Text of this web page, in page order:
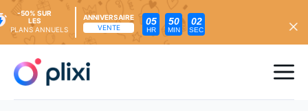
content
-50% SUR
LES
PLANS ANNUELS
ANNIVERSAIRE
VENTE
05
HR
50
MIN
01
SEC